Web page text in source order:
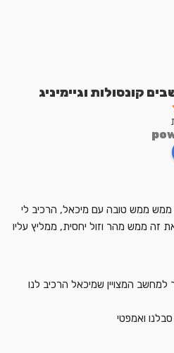
למחשב המצויין שמיכאל הרכיב לנו
ואמפטי